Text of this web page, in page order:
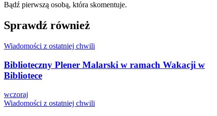
Bądź pierwszą osobą, która skomentuje.
Sprawdź również
Wiadomości z ostatniej chwili
Biblioteczny Plener Malarski w ramach Wakacji w
Bibliotece
wczoraj
Wiadomości z ostatniej chwili